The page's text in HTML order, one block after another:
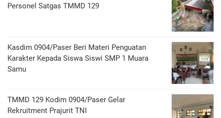
Personel Satgas TMMD 129
Kasdim 0904/Paser Beri Materi Penguatan
Karakter Kepada Siswa Siswi SMP 1 Muara
Samu
TMMD 129 Kodim 0904/Paser Gelar
Rekruitment Prajurit TNI